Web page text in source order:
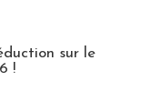
sur le
!